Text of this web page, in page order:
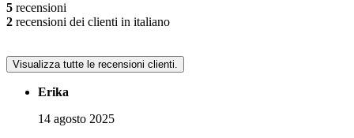
5 recensioni
2 recensioni dei clienti in italiano
Visualizza tutte le recensioni clienti.
Erika
14 agosto 2025